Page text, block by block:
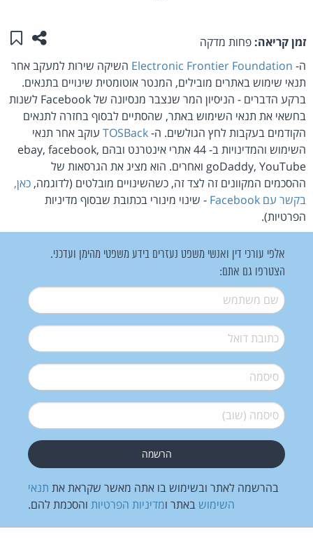
זמן קריאה: פחות מדקה שתפו
ה- Electronic Frontier Foundation השיקה שירות למעקב אחר
תנאי שימוש באתרים מובילים, המנטר אוטומטית שינויים בתנאים.
ברקע הדברים - הניסיון המר שנצבר מנסיונה של Facebook לשנות
בחשאי את תנאי השימוש באתר, שהסתיים לבסוף בחזרה לתנאים
הקודמים בעקבות לחץ הגולשים. ה-TOSBack עוקב אחר תנאי
השימוש והמדינויות ב- 44 אתרי אינטרנט ובהם ebay, facebook,
goDaddy, YouTube ואחרים. הוא מציג את הגרסאות של
ההסכמים המקוונים זה לצד זה, כשהשינויים מובלטים (לדוגמה, כאן,
בקשר עם Facebook
- שינוי מינורי בכתובת שבסוף מדיניות
הפרטיות).
אלפי עורכי דין ואנשי משפט נעזרים בידע משפטי מהימן ועדכני.
הצטרפו גם אתם:
שם משתמש*
דואל*
סיסמה*
סיסמה (שוב)*
בהרשמה לאתר ובשימוש בו אתה מאשר שקראת את תנאי
השימוש באתר ומדיניות הפרטיות והסכמת להם.